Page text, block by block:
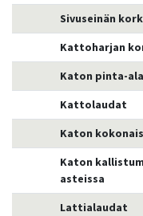
Sivuseinän
Kattoharjan
Katon pinta-ala
Kattolaudat
Katon
Katon
asteissa
Lattialaudat